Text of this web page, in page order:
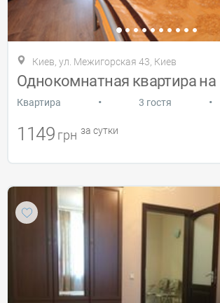
Киев, ул. Межигорская 43, Киев
Квартира • 3 гостя •
1149 грн за сутки